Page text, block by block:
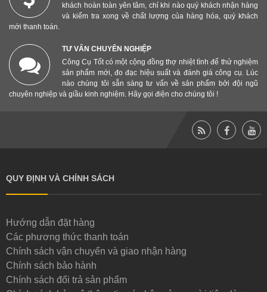
khách hoàn toàn yên tâm, chỉ khi nào quý khách nhận hàng
và kiểm tra xong về chất lượng của hàng hóa, quý khách
mới thanh toán.
TƯ VẤN CHUYÊN NGHIỆP
Công Cụ Tốt có một cộng đồng thợ nhiệt tình để thử nghiệm
sản phẩm mới, đo đạc hiệu suất và đánh giá công cụ. Lúc
nào chúng tôi sẵn sàng tư vấn về sản phẩm bởi đội ngũ
chuyên nghiệp và giầu kinh nghiệm. Hãy gọi điện cho chúng tôi !
QUY ĐỊNH VÀ CHÍNH SÁCH
Hướng dẫn đặt hàng
Các phương thức thanh toán
Chính sách vận chuyển và giao nhận hàng
Chính sách bảo hành
Chính sách đổi trả sản phẩm